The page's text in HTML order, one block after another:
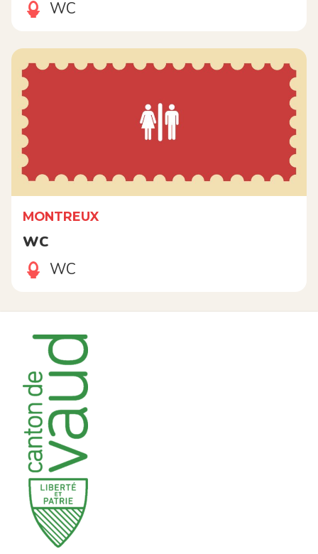
WC
MONTREUX
WC
WC